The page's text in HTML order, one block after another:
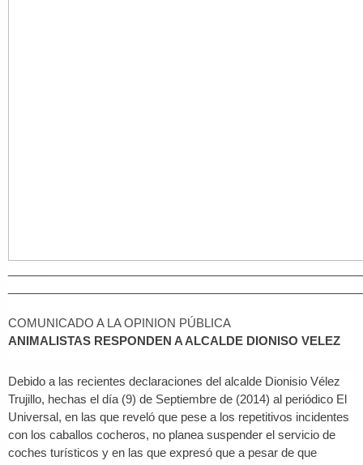
COMUNICADO A LA OPINION PÚBLICA
ANIMALISTAS RESPONDEN A ALCALDE DIONISO VELEZ
Debido a las recientes declaraciones del alcalde Dionisio Vélez
Trujillo, hechas el día (9) de Septiembre de (2014) al periódico El
Universal, en las que reveló que pese a los repetitivos incidentes
con los caballos cocheros, no planea suspender el servicio de
coches turísticos y en las que expresó que a pesar de que